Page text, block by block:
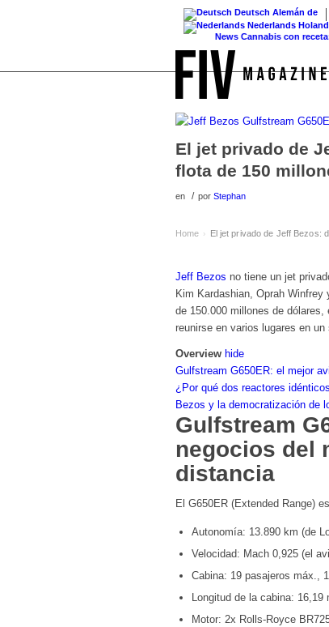
Deutsch Alemán de
Nederlands
News
Cannabis con receta: el
El jet privado de
flota de 150
en / por Stephan
Home › El jet privado de Jeff Bezos:
Jeff Bezos no tiene un jet
Kim Kardashian, Oprah
de 150.000 millones de
reunirse en varios lugares en
Overview hide
Gulfstream G650ER: el mejor
¿Por qué dos reactores
Bezos y la democratización de
Gulfstream
negocios del
distancia
El G650ER (Extended Range)
Autonomía: 13.890 km (de
Velocidad: Mach 0,925 (el
Cabina: 19 pasajeros máx.,
Longitud de la cabina:
Motor: 2x Rolls-Royce